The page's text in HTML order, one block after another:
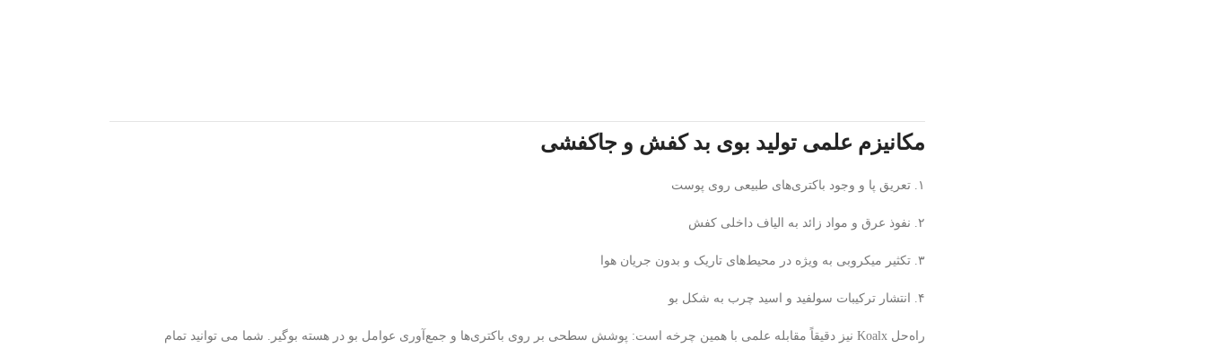
مکانیزم علمی تولید بوی بد کفش و جاکفشی
۱. تعریق پا و وجود باکتری‌های طبیعی روی پوست
۲. نفوذ عرق و مواد زائد به الیاف داخلی کفش
۳. تکثیر میکروبی به ویژه در محیط‌های تاریک و بدون جریان هوا
۴. انتشار ترکیبات سولفید و اسید چرب به شکل بو
راه‌حل Koalx نیز دقیقاً مقابله علمی با همین چرخه است: پوشش سطحی بر روی باکتری‌ها و جمع‌آوری عوامل بو در هسته بوگیر. شما می توانید تمام